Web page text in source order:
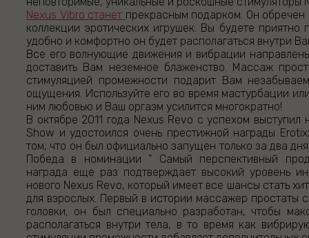
Nexus Vibro станет прекрасным подарком. Он обречен
коллекции эротических игрушек. Вы будете приятно
удобно и комфортно он будет располагаться внутри
Все его волнующие движения и вибрации
доставить Вам неземное блаженство. Массаж
стимуляцией промежности подарит Вам
ощущения. Используйте его во время мастурбации
ним любовью и Ваш оргазм усилится многократно!
В октябре 2011 года Nexus Revo с успехом выступил
Show и удостоился очень престижной награды
том, что он был официально запущен только за два
Победа в номинации " Самый перспективный
награда еще раз подтверждает высокий уровень
нового Nexus Revo, который имеет все шансы стать
для взрослых. Первый в истории массажер простаты
головки, он был специально разработан, чтобы
располагаться внутри тела, в то время как